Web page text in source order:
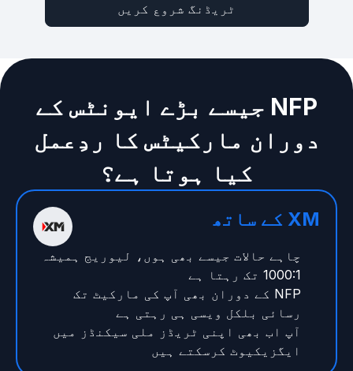
ٹریڈنگ شروع کریں
NFP جیسے بڑے ایونٹس کے
دوران مارکیٹس کا ردِعمل
کیا ہوتا ہے؟
XM کے ساتھ
چاہے حالات جیسے بھی ہوں، لیوریج ہمیشہ
1000:1 تک رہتا ہے
NFP کے دوران بھی آپ کی مارکیٹ تک
رسائی بلکل ویسی ہی رہتی ہے
آپ اب بھی اپنی ٹریڈز ملی سیکنڈز میں
ایگزیکیوٹ کرسکتے ہیں